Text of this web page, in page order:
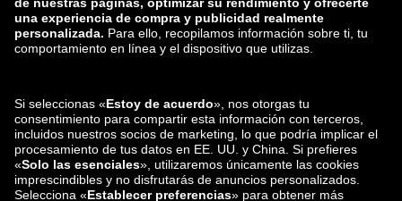
zalando-lounge.ro zalando-lounge.hr
zalando-lounge.lu zalando-lounge.ee
zalando-lounge.lv zalando-lounge.no